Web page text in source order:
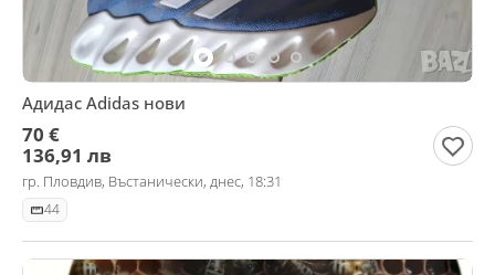
Адидас Adidas нови
70 €
136,91 лв
гр. Пловдив, Въстанически, днес, 18:31
44